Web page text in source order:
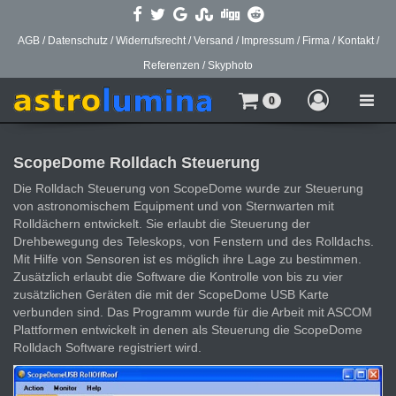
AGB / Datenschutz / Widerrufsrecht / Versand / Impressum / Firma / Kontakt /
Referenzen / Skyphoto
Toggle
0
ScopeDome Rolldach Steuerung
Die Rolldach Steuerung von ScopeDome wurde zur Steuerung
von astronomischem Equipment und von Sternwarten mit
Rolldächern entwickelt. Sie erlaubt die Steuerung der
Drehbewegung des Teleskops, von Fenstern und des Rolldachs.
Mit Hilfe von Sensoren ist es möglich ihre Lage zu bestimmen.
Zusätzlich erlaubt die Software die Kontrolle von bis zu vier
zusätzlichen Geräten die mit der ScopeDome USB Karte
verbunden sind. Das Programm wurde für die Arbeit mit ASCOM
Plattformen entwickelt in denen als Steuerung die ScopeDome
Rolldach Software registriert wird.